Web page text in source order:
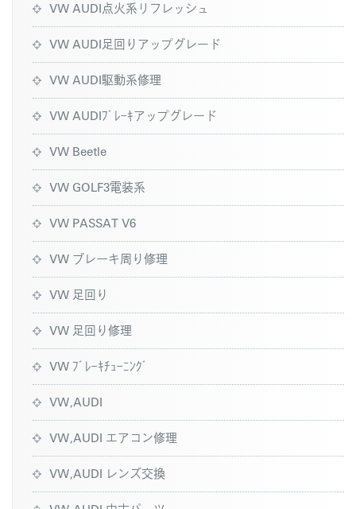
VW AUDI点火系リフレッシュ
VW AUDI足回りアップグレード
VW AUDI駆動系修理
VW AUDIﾌﾞﾚｰｷアップグレード
VW Beetle
VW GOLF3電装系
VW PASSAT V6
VW ブレーキ周り修理
VW 足回り
VW 足回り修理
VW ﾌﾞﾚｰｷﾁｭｰﾆﾝｸﾞ
VW,AUDI
VW,AUDI エアコン修理
VW,AUDI レンズ交換